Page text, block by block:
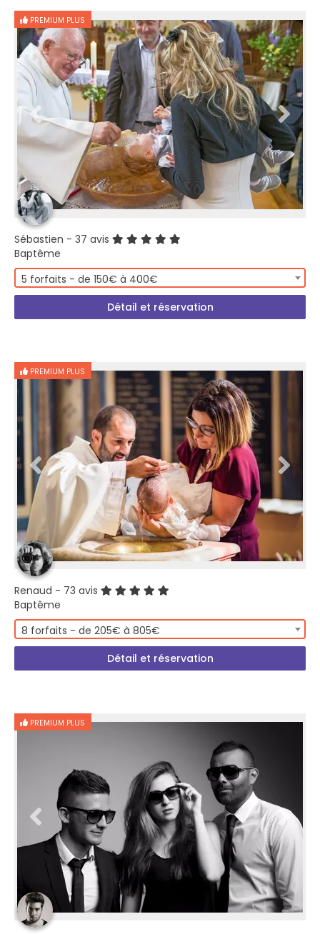
PREMIUM PLUS
Sébastien - 37 avis
Baptême
5 forfaits - de 150€ à 400€
Détail et réservation
PREMIUM PLUS
Renaud - 73 avis
Baptême
8 forfaits - de 205€ à 805€
Détail et réservation
PREMIUM PLUS